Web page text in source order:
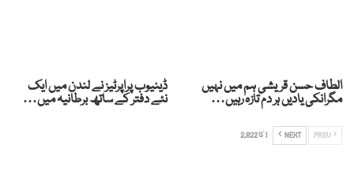
الطاف حسن قریشی ہم میں نہیں
مگرانکی یادیں ہر دم تازہ رہیں…
ڈینیوب پراپرٹیز نے لندن میں ایک
نئے دفتر کے ساتھ برطانیہ میں…
NEXT 1 کا 2,822